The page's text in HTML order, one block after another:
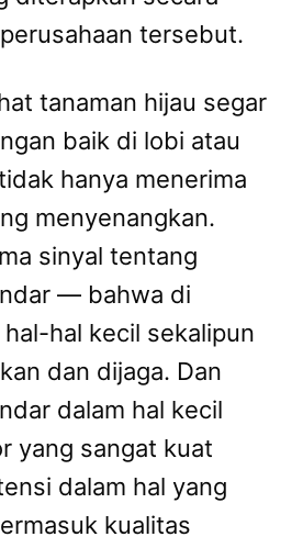
tersebut.
tanaman hijau segar
baik di lobi atau
hanya menerima
menyenangkan.
sinyal tentang
— bahwa di
hal kecil sekalipun
dan dijaga. Dan
dalam hal kecil
yang sangat kuat
dalam hal yang
kualitas